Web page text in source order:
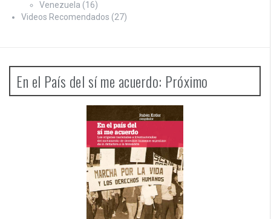
Venezuela (16)
Videos Recomendados (27)
En el País del sí me acuerdo: Próximo